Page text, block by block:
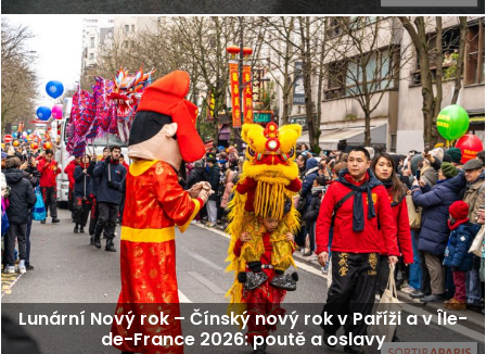
Lunární Nový rok – Čínský nový rok v Paříži a v Île-
de-France 2026: poutě a oslavy